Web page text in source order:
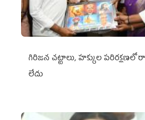
గిరిజన చట్టాలు, హక్కుల పరిరక్షణలో
లేదు